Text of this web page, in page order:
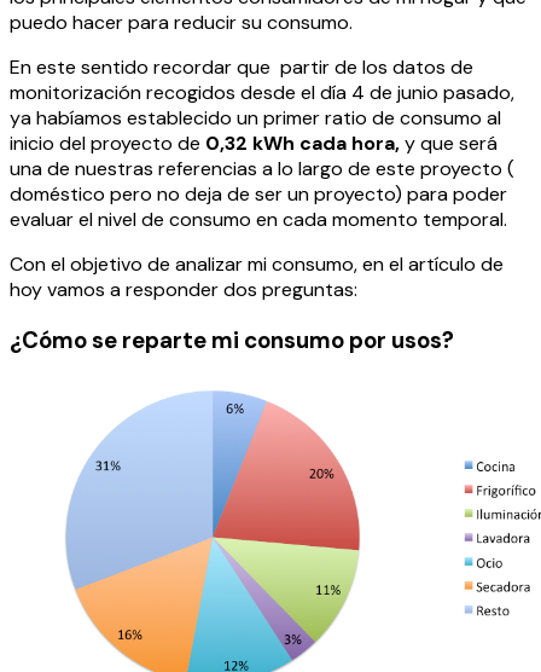
puedo hacer para reducir su consumo.
En este sentido recordar que partir de los datos de
monitorización recogidos desde el día 4 de junio pasado,
ya habíamos establecido un primer ratio de consumo al
inicio del proyecto de 0,32 kWh cada hora,y que será
una de nuestras referencias a lo largo de este proyecto (
doméstico pero no deja de ser un proyecto) para poder
evaluar el nivel de consumo en cada momento temporal.
Con el objetivo de analizar mi consumo, en el artículo de
hoy vamos a responder dos preguntas:
¿Cómo se reparte mi consumo por usos?